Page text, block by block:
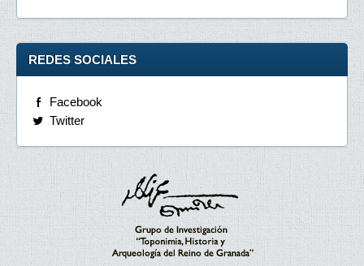
REDES SOCIALES
Facebook
Twitter